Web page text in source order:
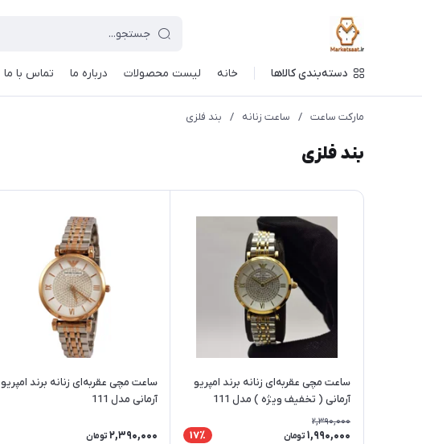
دسته‌بندی کالاها خانه لیست محصولات درباره ما تماس با ما
مارکت ساعت / ساعت زنانه / بند فلزی
بند فلزی
ساعت مچی عقربه‌ای زنانه برند امپریو
آرمانی ( تخفیف ویژه ) مدل 111
2,390,000
1,990,000 تومان 17٪
ساعت مچی عقربه‌ای زنانه برند امپریو
آرمانی مدل 111
2,390,000 تومان